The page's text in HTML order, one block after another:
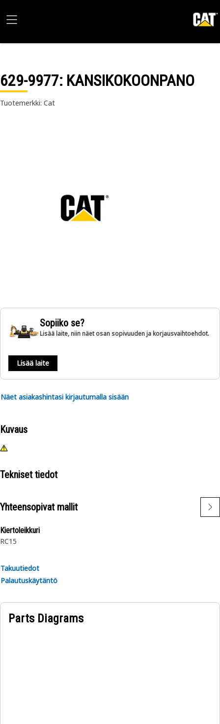
629-9977: KANSIKOKOONPANO
Tuotemerkki: Cat
Sopiiko se?
Lisää laite, niin näet osan sopivuuden ja korjausvaihtoehdot.
Lisää laite
Näet asiakashintasi kirjautumalla sisään
Kuvaus
Tekniset tiedot
Yhteensopivat mallit
Kiertoleikkuri
RC15
Takuutiedot
Palautuskäytäntö
Parts Diagrams